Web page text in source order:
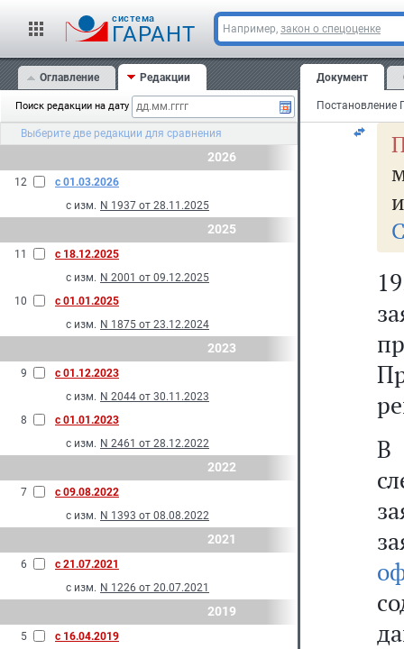
cистема
ГАРАНТ Например, закон о спецоценке
Оглавление Редакции
Поиск редакции на дату
Выберите две редакции для сравнения
2026
12
с 01.03.2026
с изм. N 1937 от 28.11.2025
2025
11
с 18.12.2025
с изм. N 2001 от 09.12.2025
10
с 01.01.2025
с изм. N 1875 от 23.12.2024
2023
9
с 01.12.2023
с изм. N 2044 от 30.11.2023
8
с 01.01.2023
с изм. N 2461 от 28.12.2022
2022
7
с 09.08.2022
с изм. N 1393 от 08.08.2022
2021
6
с 21.07.2021
с изм. N 1226 от 20.07.2021
2019
5
с 16.04.2019
Документ
В